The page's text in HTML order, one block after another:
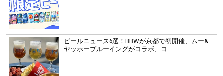
ビールニュース6選！BBWが京都で初開催、ムー&
ヤッホーブルーイングがコラボ、コ...